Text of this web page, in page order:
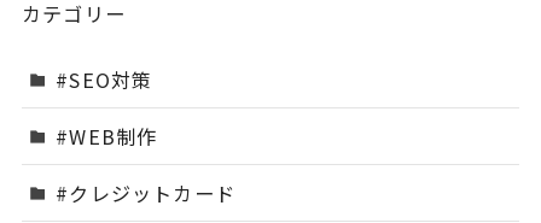
カテゴリー
#SEO対策
#WEB制作
#クレジットカード